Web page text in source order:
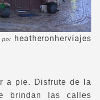
por heatheronherviajes
a pie. Disfrute de la
brindan las calles